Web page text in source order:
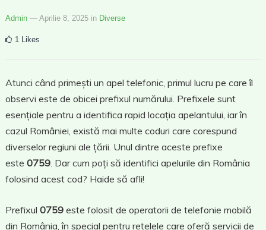
Admin — Aprilie 8, 2025 in Diverse
1 Likes
Atunci când primești un apel telefonic, primul lucru pe care îl
observi este de obicei prefixul numărului. Prefixele sunt
esențiale pentru a identifica rapid locația apelantului, iar în
cazul României, există mai multe coduri care corespund
diverselor regiuni ale țării. Unul dintre aceste prefixe
este 0759. Dar cum poți să identifici apelurile din România
folosind acest cod? Haide să afli!
Prefixul 0759este folosit de operatorii de telefonie mobilă
din România, în special pentru rețelele care oferă servicii de